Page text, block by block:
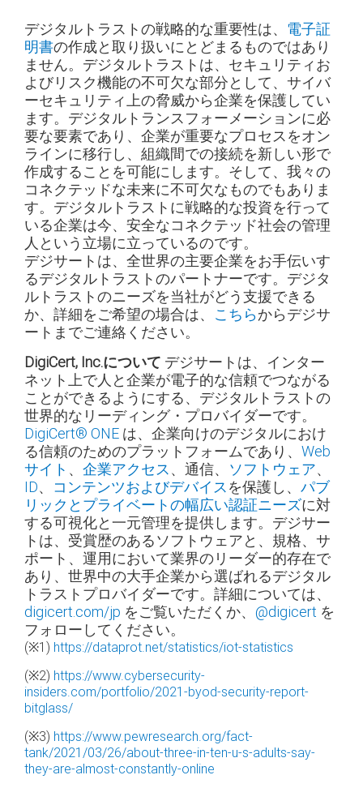
デジタルトラストの戦略的な重要性は、 電子証
明書の作成と取り扱いにとどまるものではあり
ません。デジタルトラストは、セキュリティお
よびリスク機能の不可欠な部分として、サイバ
ーセキュリティ上の脅威から企業を保護してい
ます。デジタルトランスフォーメーションに必
要な要素であり、企業が重要なプロセスをオン
ラインに移行し、組織間での接続を新しい形で
作成することを可能にします。そして、我々の
コネクテッドな未来に不可欠なものでもありま
す。デジタルトラストに戦略的な投資を行って
いる企業は今、安全なコネクテッド社会の管理
人という立場に立っているのです。
デジサートは、全世界の主要企業をお手伝いす
るデジタルトラストのパートナーです。デジタ
ルトラストのニーズを当社がどう支援できる
か、詳細をご希望の場合は、 こちらからデジサ
ートまでご連絡ください。
DigiCert, Inc.について デジサートは、インター
ネット上で人と企業が電子的な信頼でつながる
ことができるようにする、デジタルトラストの
世界的なリーディング・プロバイダーです。
DigiCert® ONE は、企業向けのデジタルにおけ
る信頼のためのプラットフォームであり、 Web
サイト 、 企業アクセス、通信、 ソフトウェア、
ID、 コンテンツおよびデバイスを保護し、 パブ
リックとプライベートの幅広い認証ニーズに対
する可視化と一元管理を提供します。デジサー
トは、受賞歴のあるソフトウェアと、規格、サ
ポート、運用において業界のリーダー的存在で
あり、世界中の大手企業から選ばれるデジタル
トラストプロバイダーです。詳細については、
digicert.com/jp をご覧いただくか、 @digicert を
フォローしてください。
(※1) https://dataprot.net/statistics/iot-statistics
(※2) https://www.cybersecurity-
insiders.com/portfolio/2021-byod-security-report-
bitglass/
(※3) https://www.pewresearch.org/fact-
tank/2021/03/26/about-three-in-ten-u-s-adults-say-
they-are-almost-constantly-online